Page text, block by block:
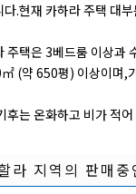
다.현재 카하라 주택 대
주택은 3베드룸 이상과
(약 650평) 이상이며,
후는 온화하고 비가 적
라 지역의 판매중